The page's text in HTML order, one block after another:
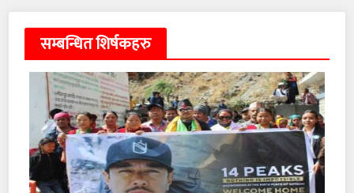
सम्बन्धित शिर्षकहरु